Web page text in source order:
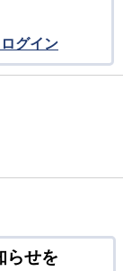
グイン
らせを